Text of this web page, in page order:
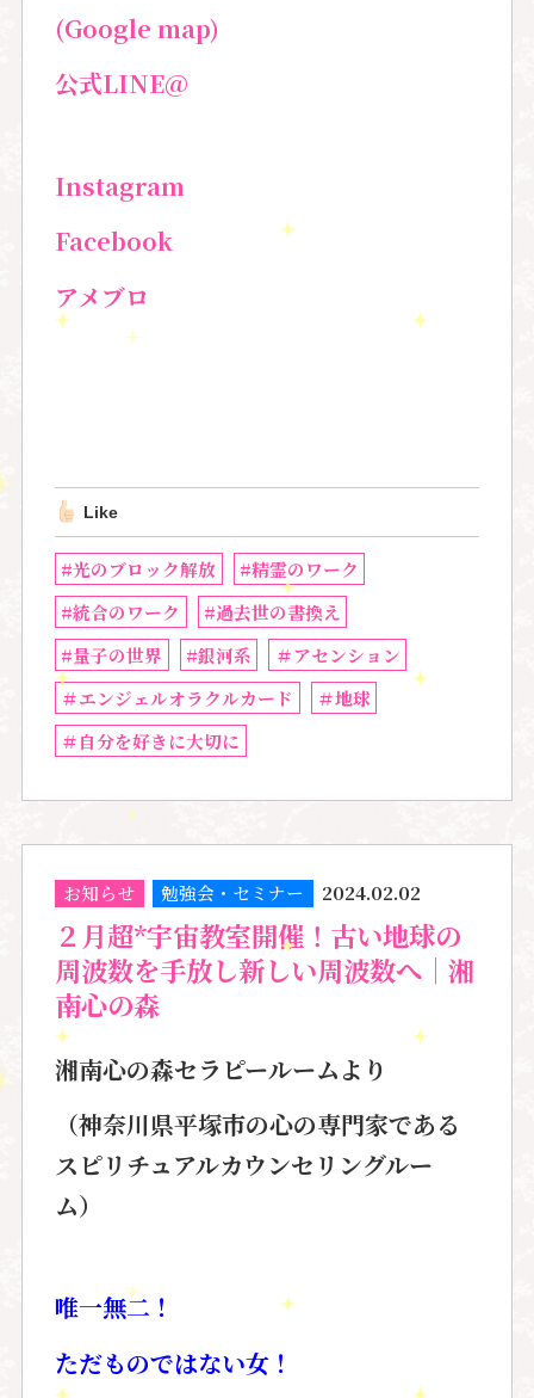
(Google map)
公式LINE@
Instagram
Facebook
アメブロ
Like
#光のブロック解放
#精霊のワーク
#統合のワーク
#過去世の書換え
#量子の世界
#銀河系
＃アセンション
＃エンジェルオラクルカード
＃地球
＃自分を好きに大切に
お知らせ 勉強会・セミナー 2024.02.02
２月超*宇宙教室開催！古い地球の
周波数を手放し新しい周波数へ｜湘
南心の森
湘南心の森セラピールームより
（神奈川県平塚市の心の専門家である
スピリチュアルカウンセリングルー
ム）
唯一無二！
ただものではない女！